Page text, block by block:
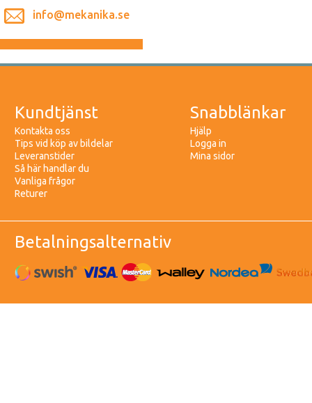
info@mekanika.se
Kundtjänst
Kontakta oss
Tips vid köp av bildelar
Leveranstider
Så här handlar du
Vanliga frågor
Returer
Snabblänkar
Hjälp
Logga in
Mina sidor
Betalningsalternativ